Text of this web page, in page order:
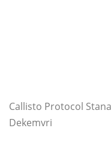
Callisto Protocol
Dekemvri